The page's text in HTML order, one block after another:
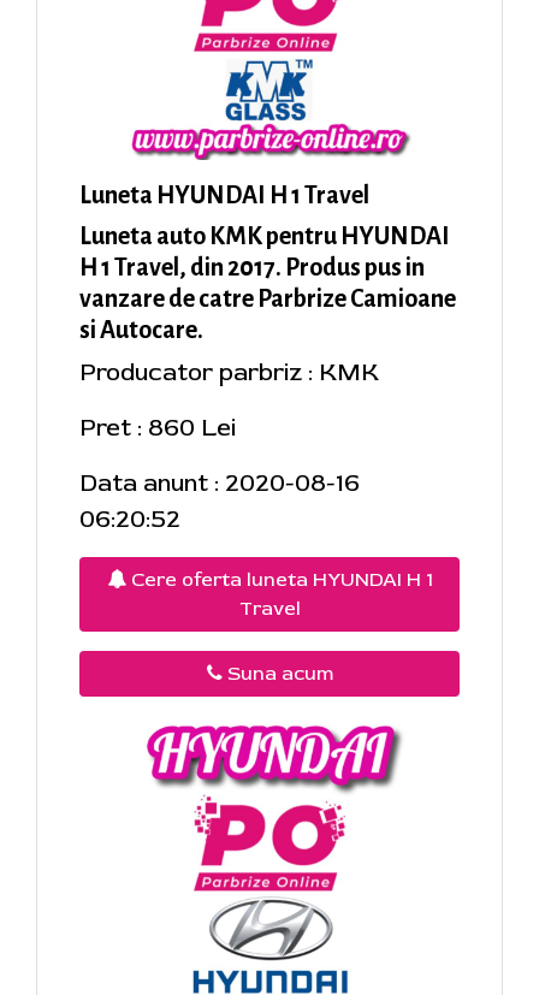
Luneta HYUNDAI H 1 Travel
Luneta auto KMK pentru HYUNDAI
H 1 Travel, din 2017. Produs pus in
vanzare de catre Parbrize Camioane
si Autocare.
Producator parbriz : KMK
Pret : 860 Lei
Data anunt : 2020-08-16
06:20:52
Cere oferta luneta HYUNDAI H 1
Travel
Suna acum